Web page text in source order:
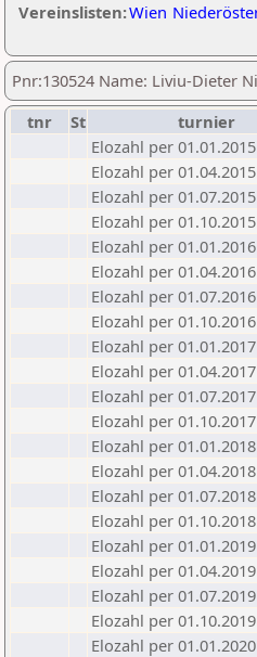
Vereinslisten:Wien
Pnr:130524 Name: Liviu-Dieter
tnr
St turnier
Elozahl per 01.01.2015
Elozahl per 01.04.2015
Elozahl per 01.07.2015
Elozahl per 01.10.2015
Elozahl per 01.01.2016
Elozahl per 01.04.2016
Elozahl per 01.07.2016
Elozahl per 01.10.2016
Elozahl per 01.01.2017
Elozahl per 01.04.2017
Elozahl per 01.07.2017
Elozahl per 01.10.2017
Elozahl per 01.01.2018
Elozahl per 01.04.2018
Elozahl per 01.07.2018
Elozahl per 01.10.2018
Elozahl per 01.01.2019
Elozahl per 01.04.2019
Elozahl per 01.07.2019
Elozahl per 01.10.2019
Elozahl per 01.01.2020